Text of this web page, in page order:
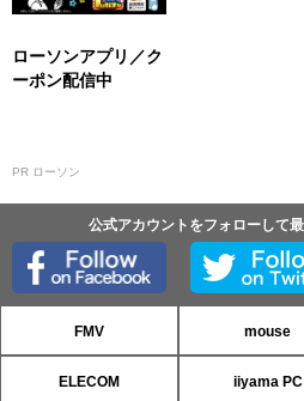
ローソンアプリ／ク
ーポン配信中
PR ローソン
公式アカウントをフォローして
FMV mouse
ELECOM iiyama PC